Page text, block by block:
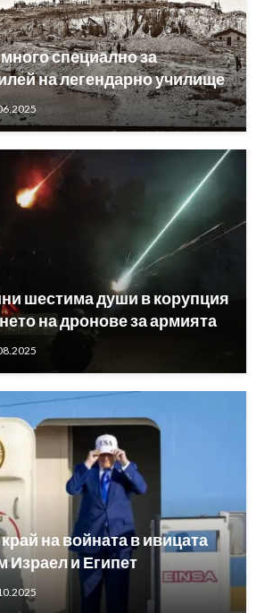
специално за
на легендарно училище
шестима души в корупция
на дронове за армията
на войната в ивицата
Израел и Египет